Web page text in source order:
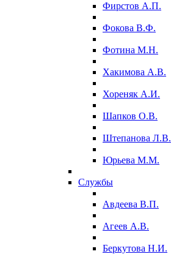
Фирстов А.П.
Фокова В.Ф.
Фотина М.Н.
Хакимова А.В.
Хореняк А.И.
Шапков О.В.
Штепанова Л.В.
Юрьева М.М.
Службы
Авдеева В.П.
Агеев А.В.
Беркутова Н.И.